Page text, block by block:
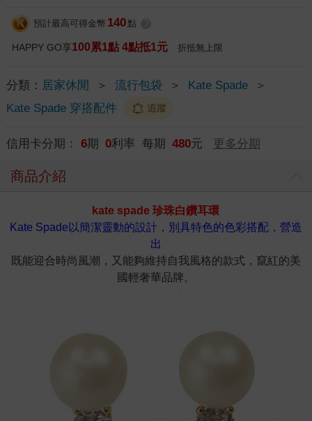
預計最高可得金幣 140 點
HAPPY GO享100累1點 4點抵1元 折抵無上限
分類： 居家休閒 ＞ 流行包袋 ＞ Kate Spade
＞
Kate Spade 穿搭配件
追蹤
信用卡分期： 6期 0利率 每期 480元 更多分期
商品介紹
kate spade 珍珠白鑽耳環
Kate Spade以簡潔靈動的設計，別具特色的色彩搭配，營造
出
既能迎合時尚風潮，又能夠維持自我風格的款式，竄紅的美
國輕奢華品牌。